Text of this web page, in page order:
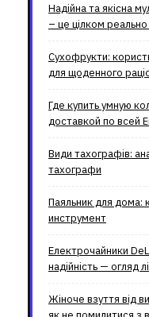
Надійна та якісна
– це цілком
Сухофрукти:
для щоденного
Где купить умную
доставкой по всей
Види тахографів:
тахографи
Паяльник для дома:
инструмент
Електрочайники
надійність — огляд
Жіноче взуття від